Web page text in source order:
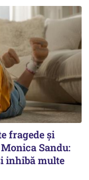
fragede și
Sandu:
inhibă multe